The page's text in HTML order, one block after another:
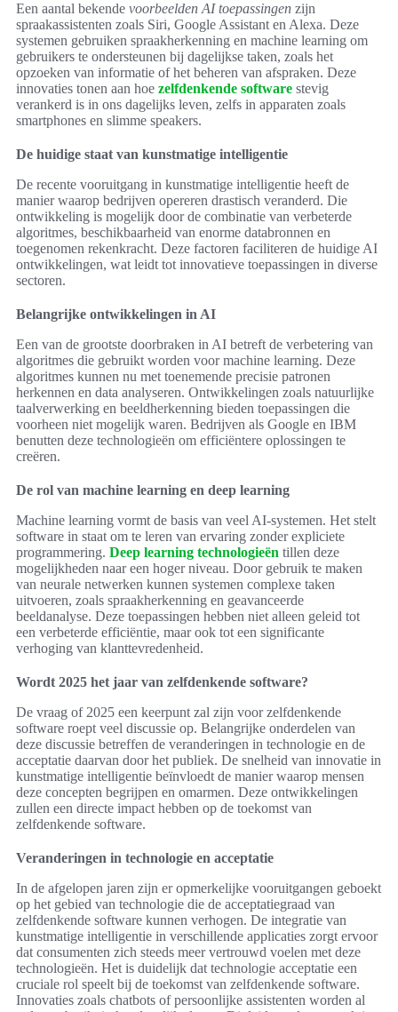
Een aantal bekende voorbeelden AI toepassingen zijn
spraakassistenten zoals Siri, Google Assistant en Alexa. Deze
systemen gebruiken spraakherkenning en machine learning om
gebruikers te ondersteunen bij dagelijkse taken, zoals het
opzoeken van informatie of het beheren van afspraken. Deze
innovaties tonen aan hoe zelfdenkende software stevig
verankerd is in ons dagelijks leven, zelfs in apparaten zoals
smartphones en slimme speakers.
De huidige staat van kunstmatige intelligentie
De recente vooruitgang in kunstmatige intelligentie heeft de
manier waarop bedrijven opereren drastisch veranderd. Die
ontwikkeling is mogelijk door de combinatie van verbeterde
algoritmes, beschikbaarheid van enorme databronnen en
toegenomen rekenkracht. Deze factoren faciliteren de huidige AI
ontwikkelingen, wat leidt tot innovatieve toepassingen in diverse
sectoren.
Belangrijke ontwikkelingen in AI
Een van de grootste doorbraken in AI betreft de verbetering van
algoritmes die gebruikt worden voor machine learning. Deze
algoritmes kunnen nu met toenemende precisie patronen
herkennen en data analyseren. Ontwikkelingen zoals natuurlijke
taalverwerking en beeldherkenning bieden toepassingen die
voorheen niet mogelijk waren. Bedrijven als Google en IBM
benutten deze technologieën om efficiëntere oplossingen te
creëren.
De rol van machine learning en deep learning
Machine learning vormt de basis van veel AI-systemen. Het stelt
software in staat om te leren van ervaring zonder expliciete
programmering. Deep learning technologieën tillen deze
mogelijkheden naar een hoger niveau. Door gebruik te maken
van neurale netwerken kunnen systemen complexe taken
uitvoeren, zoals spraakherkenning en geavanceerde
beeldanalyse. Deze toepassingen hebben niet alleen geleid tot
een verbeterde efficiëntie, maar ook tot een significante
verhoging van klanttevredenheid.
Wordt 2025 het jaar van zelfdenkende software?
De vraag of 2025 een keerpunt zal zijn voor zelfdenkende
software roept veel discussie op. Belangrijke onderdelen van
deze discussie betreffen de veranderingen in technologie en de
acceptatie daarvan door het publiek. De snelheid van innovatie in
kunstmatige intelligentie beïnvloedt de manier waarop mensen
deze concepten begrijpen en omarmen. Deze ontwikkelingen
zullen een directe impact hebben op de toekomst van
zelfdenkende software.
Veranderingen in technologie en acceptatie
In de afgelopen jaren zijn er opmerkelijke vooruitgangen geboekt
op het gebied van technologie die de acceptatiegraad van
zelfdenkende software kunnen verhogen. De integratie van
kunstmatige intelligentie in verschillende applicaties zorgt ervoor
dat consumenten zich steeds meer vertrouwd voelen met deze
technologieën. Het is duidelijk dat technologie acceptatie een
cruciale rol speelt bij de toekomst van zelfdenkende software.
Innovaties zoals chatbots of persoonlijke assistenten worden al